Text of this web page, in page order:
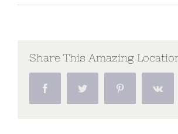
Share This Amazing
Facebook Pinterest Vk